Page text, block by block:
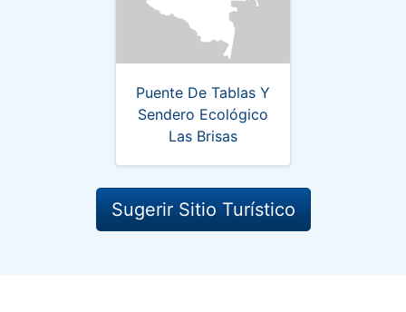
Puente De Tablas Y
Sendero Ecológico
Las Brisas
Sugerir Sitio Turístico